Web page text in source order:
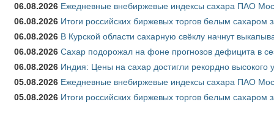
06.08.2026 Ежедневные внебиржевые индексы сахара ПАО
06.08.2026 Итоги российских биржевых торгов белым сахаром
06.08.2026 В Курской области сахарную свёклу начнут
06.08.2026 Сахар подорожал на фоне прогнозов дефицита в
06.08.2026 Индия: Цены на сахар достигли рекордно высокого
05.08.2026 Ежедневные внебиржевые индексы сахара ПАО
05.08.2026 Итоги российских биржевых торгов белым сахаром